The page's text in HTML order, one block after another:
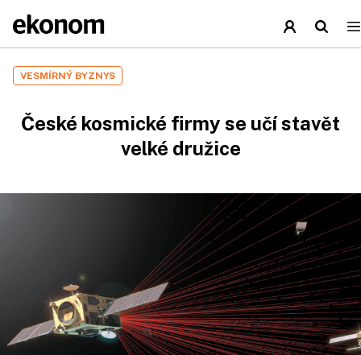
VESMÍRNÝ BYZNYS
České kosmické firmy se učí stavět
velké družice